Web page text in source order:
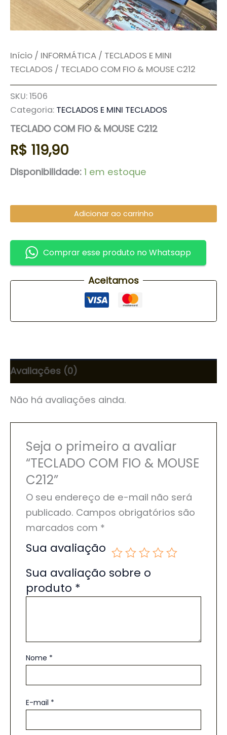
Início / INFORMÁTICA / TECLADOS E MINI
TECLADOS / TECLADO COM FIO & MOUSE C212
SKU:1506
Categoria: TECLADOS E MINI TECLADOS
TECLADO COM FIO & MOUSE C212
R$ 119,90
Disponibilidade: 1 em estoque
Adicionar ao carrinho
Comprar esse produto no Whatsapp
Aceitamos
Avaliações (0)
Não há avaliações ainda.
Seja o primeiro a avaliar
“TECLADO COM FIO & MOUSE
C212”
O seu endereço de e-mail não será
publicado. Campos obrigatórios são
marcados com *
Sua avaliação
Sua avaliação sobre o
produto *
Nome *
E-mail *